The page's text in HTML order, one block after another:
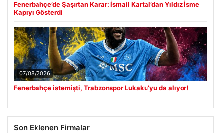
Fenerbahçe’de Şaşırtan Karar: İsmail Kartal’dan Yıldız İsme
Kapıyı Gösterdi
07/08/2026
Fenerbahçe istemişti, Trabzonspor Lukaku’yu da alıyor!
Son Eklenen Firmalar